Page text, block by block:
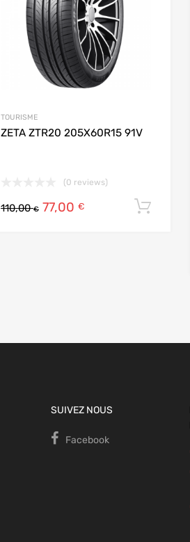
TOURISME
ZETA ZTR20 205X60R15 91V
(0 reviews)
110,00€ 77,00 €
SUIVEZ NOUS
Facebook